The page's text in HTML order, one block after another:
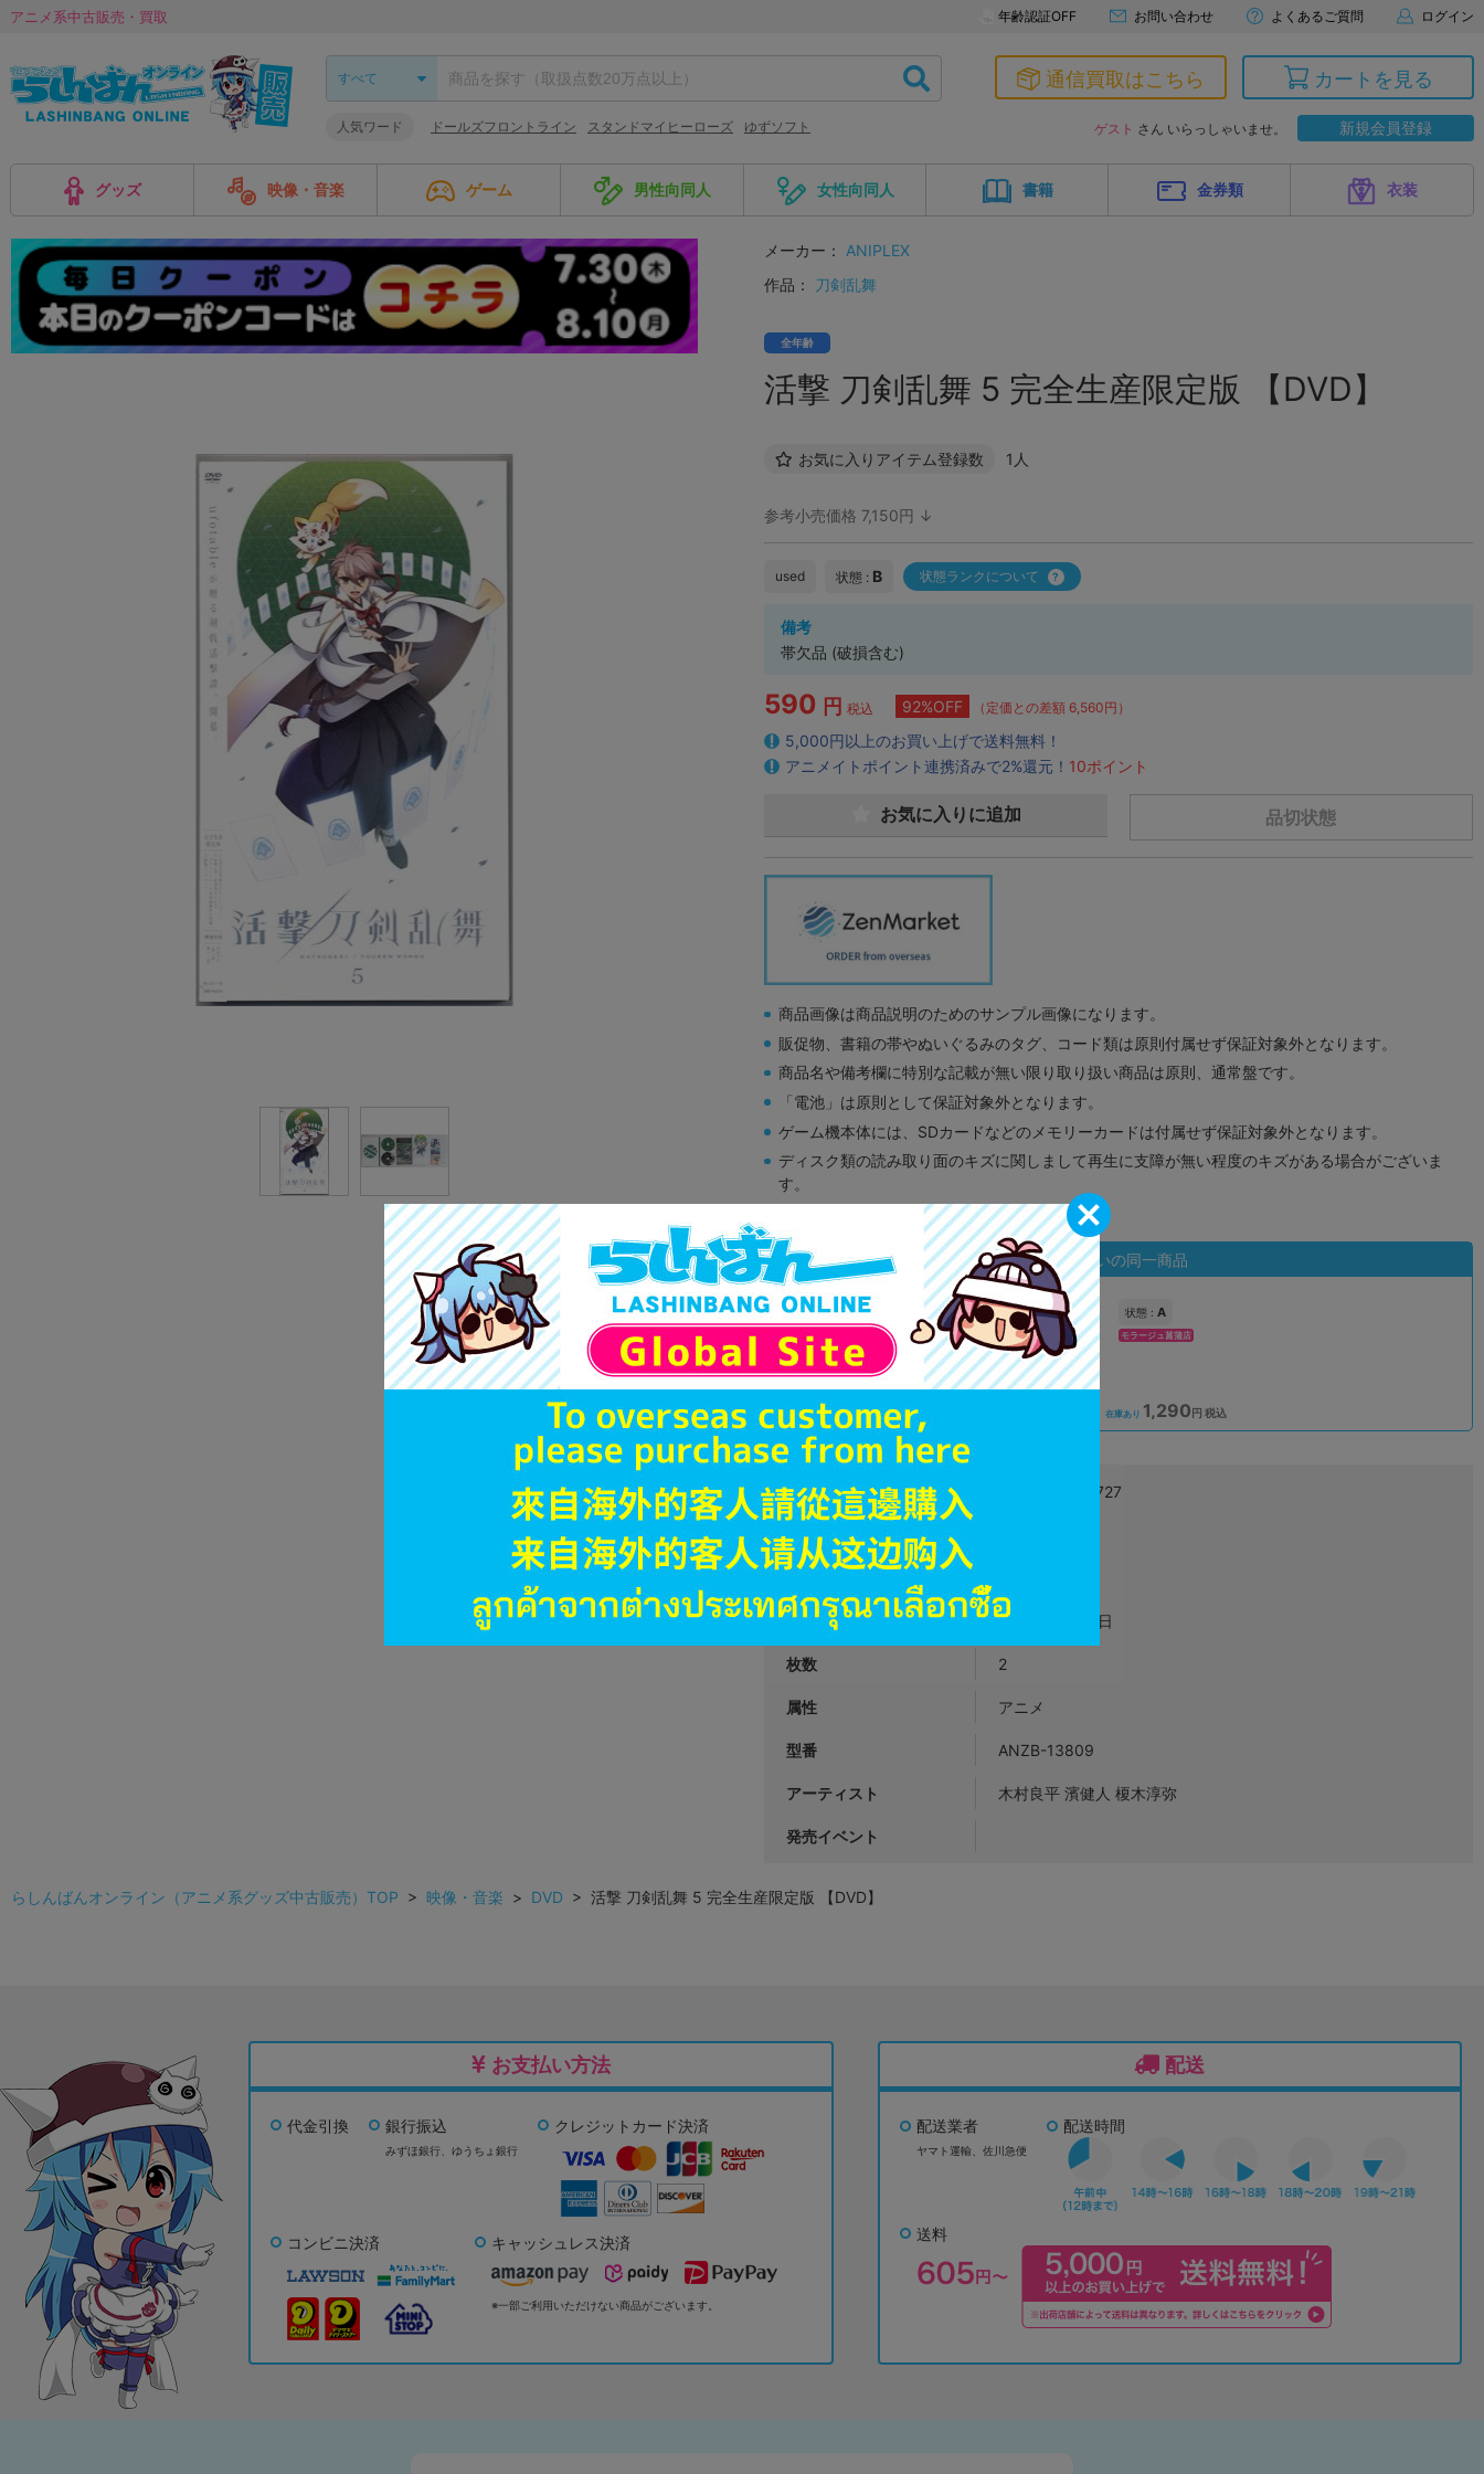
アニメ系中古販売・買取 年齢認証OFF お問い合わせ よくあるご質問 ログイン
人気ワード ドールズフロントライン スタンドマイヒーローズ ゆずソフト
通信買取はこちら カートを見る
ゲスト さん いらっしゃいませ。 新規会員登録
グッズ 映像・音楽 ゲーム 男性向同人 女性向同人 書籍 金券類 衣装
メーカー：
ANIPLEX
作品：
刀剣乱舞
全年齢
活撃 刀剣乱舞 5 完全生産限定版 【DVD】
お気に入りアイテム登録数 1人
参考小売価格 7,150円 ↓
used 状態 : B 状態ランクについて
備考
帯欠品 (破損含む)
590 円 税込 92%OFF （定価との差額 6,560円）
5,000円以上のお買い上げで送料無料！
アニメイトポイント連携済みで2%還元！ 10ポイント
品切状態
お気に入りに追加
商品画像は商品説明のためのサンプル画像になります。
販促物、書籍の帯やぬいぐるみのタグ、コード類は原則付属せず保証対象外となります。
商品名や備考欄に特別な記載が無い限り取り扱い商品は原則、通常盤です。
「電池」は原則として保証対象外となります。
ゲーム機本体には、SDカードなどのメモリーカードは付属せず保証対象外となります。
ディスク類の読み取り面のキズに関しまして再生に支障が無い程度のキズがある場合がございま
す。
※詳細につきましてはコチラ
状態違いの同一商品
A
オンライン
品切状態 1,290
状態 : A
モラージュ菖蒲店
在庫あり 1,290円 税込
JANコード 4534530103727
商品番号
商品カテゴリ
発売日 2017年11月22日
枚数 2
属性 アニメ
型番 ANZB-13809
アーティスト 木村良平 濱健人 榎木淳弥
発売イベント
らしんばんオンライン（アニメ系グッズ中古販売）TOP > 映像・音楽 > DVD > 活撃 刀剣乱舞 5 完全生産限定版 【DVD】
お支払い方法
代金引換 銀行振込
みずほ銀行、 ゆうちょ銀行
クレジットカード決済
コンビニ決済 キャッシュレス決済
※一部ご利用いただけない商品がございます。
配送
配送業者
ヤマト運輸、佐川急便
配送時間
送料